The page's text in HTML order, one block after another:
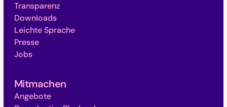
Transparenz
Downloads
Leichte Sprache
Presse
Jobs
Mitmachen
Angebote